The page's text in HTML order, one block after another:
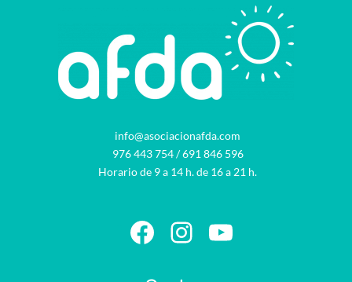
info@asociacionafda.com
976 443 754/691 846 596
Horario de 9 a 14 h. de 16 a 21 h.
Facebook
Instagram
YouTube